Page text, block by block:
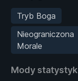
Tryb Boga
Nieograniczona
Morale
Mody statystyk